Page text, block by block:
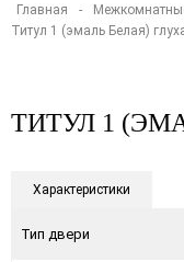
Главная -
Титул 1 (эмаль Белая)
ТИТУЛ 1
Характеристики
Тип двери